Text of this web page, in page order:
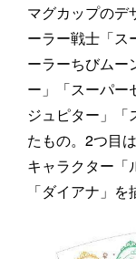
マグカップのデ
ーラー戦士「ス
ーラーちびムー
ー」「スーパー
ジュピター」「
たもの。2つ目
キャラクター「
「ダイアナ」を